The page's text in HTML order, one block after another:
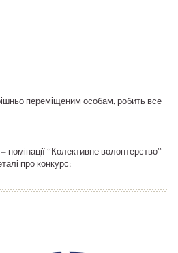
переміщеним особам, робить все
“Колективне волонтерство”
про конкурс: